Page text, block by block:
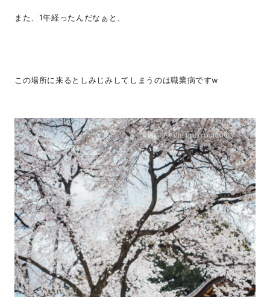
また、1年経ったんだなぁと、
この場所に来るとしみじみしてしまうのは職業病ですw